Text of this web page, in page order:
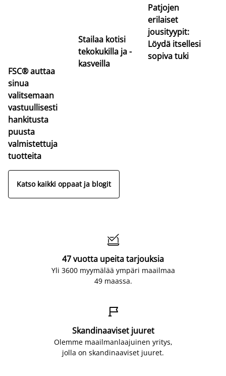
FSC® auttaa
sinua
valitsemaan
vastuullisesti
hankitusta
puusta
valmistettuja
tuotteita
Stailaa kotisi
tekokukilla ja -
kasveilla
Patjojen
erilaiset
jousityypit:
Löydä itsellesi
sopiva tuki
Katso kaikki oppaat ja blogit

47 vuotta upeita tarjouksia
Yli 3600 myymälää ympäri maailmaa
49 maassa.

Skandinaaviset juuret
Olemme maailmanlaajuinen yritys,
jolla on skandinaaviset juuret.